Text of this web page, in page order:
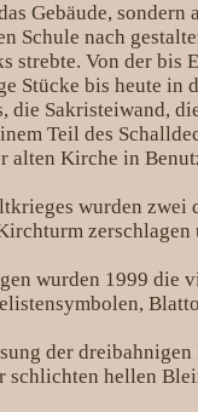
Gebäude,
Schule nach
strebte. Von der bis
Stücke bis heute in
die Sakristeiwand,
Teil des
alten Kirche in
wurden
wurden 1999 die
der
schlichten hellen